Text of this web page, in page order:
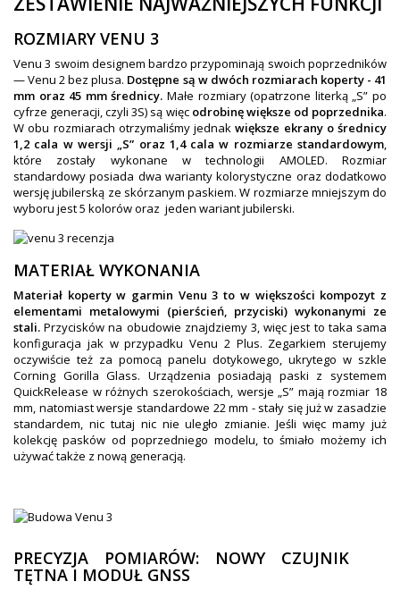
ROZMIARY VENU 3
Venu 3 swoim designem bardzo przypominają swoich poprzedników
— Venu 2 bez plusa. Dostępne są w dwóch rozmiarach koperty - 41
mm oraz 45 mm średnicy. Małe rozmiary (opatrzone literką „S” po
cyfrze generacji, czyli 3S) są więc odrobinę większe od poprzednika.
W obu rozmiarach otrzymaliśmy jednakwiększe ekrany o średnicy
1,2 cala w wersji „S” oraz 1,4 cala w rozmiarze standardowym,
które zostały wykonane w technologii AMOLED. Rozmiar
standardowy posiada dwa warianty kolorystyczne oraz dodatkowo
wersję jubilerską ze skórzanym paskiem. W rozmiarze mniejszym do
wyboru jest 5 kolorów oraz jeden wariant jubilerski.
MATERIAŁ WYKONANIA
Materiał koperty w garmin Venu 3 to w większości kompozyt z
elementami metalowymi (pierścień, przyciski) wykonanymi ze
stali. Przycisków na obudowie znajdziemy 3, więc jest to taka sama
konfiguracja jak w przypadku Venu 2 Plus. Zegarkiem sterujemy
oczywiście też za pomocą panelu dotykowego, ukrytego w szkle
Corning Gorilla Glass. Urządzenia posiadają paski z systemem
QuickRelease w różnych szerokościach, wersje „S” mają rozmiar 18
mm, natomiast wersje standardowe 22 mm - stały się już w zasadzie
standardem, nic tutaj nic nie uległo zmianie. Jeśli więc mamy już
kolekcję pasków od poprzedniego modelu, to śmiało możemy ich
używać także z nową generacją.
PRECYZJA POMIARÓW: NOWY CZUJNIK
TĘTNA I MODUŁ GNSS